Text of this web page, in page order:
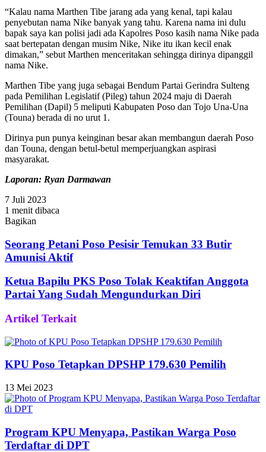
“Kalau nama Marthen Tibe jarang ada yang kenal, tapi kalau
penyebutan nama Nike banyak yang tahu. Karena nama ini dulu
bapak saya kan polisi jadi ada Kapolres Poso kasih nama Nike pada
saat bertepatan dengan musim Nike, Nike itu ikan kecil enak
dimakan,” sebut Marthen menceritakan sehingga dirinya dipanggil
nama Nike.
Marthen Tibe yang juga sebagai Bendum Partai Gerindra Sulteng
pada Pemilihan Legislatif (Pileg) tahun 2024 maju di Daerah
Pemilihan (Dapil) 5 meliputi Kabupaten Poso dan Tojo Una-Una
(Touna) berada di no urut 1.
Dirinya pun punya keinginan besar akan membangun daerah Poso
dan Touna, dengan betul-betul memperjuangkan aspirasi
masyarakat.
Laporan: Ryan Darmawan
7 Juli 2023
1 menit dibaca
Bagikan
via
Email
Seorang Petani Poso Pesisir Temukan 33 Butir
Amunisi Aktif
Ketua Bapilu PKS Poso Tolak Keaktifan Anggota
Partai Yang Sudah Mengundurkan Diri
Artikel Terkait
KPU Poso Tetapkan DPSHP 179.630 Pemilih
13 Mei 2023
Program KPU Menyapa, Pastikan Warga Poso
Terdaftar di DPT